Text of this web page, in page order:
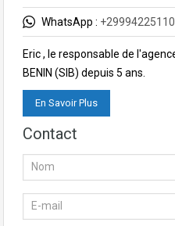
WhatsApp : +29994225110
Eric , le responsable de
BENIN (SIB) depuis 5 ans.
En Savoir Plus
Contact